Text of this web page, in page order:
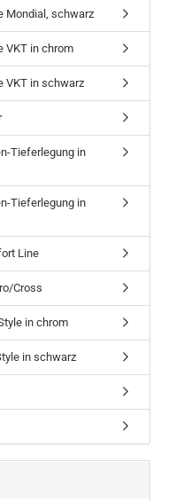
Mondial, schwarz
VKT in chrom
VKT in schwarz
Tieferlegung in
Tieferlegung in
Line
Cross
in chrom
in schwarz